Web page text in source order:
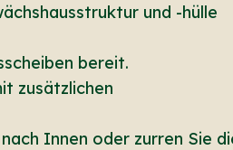
und -hülle
bereit.
zusätzlichen
Innen oder zurren Sie